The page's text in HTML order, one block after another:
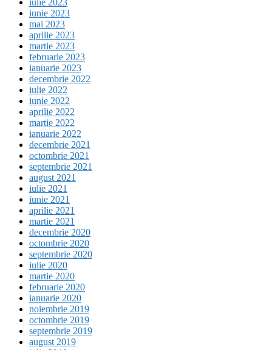
iulie 2023
iunie 2023
mai 2023
aprilie 2023
martie 2023
februarie 2023
ianuarie 2023
decembrie 2022
iulie 2022
iunie 2022
aprilie 2022
martie 2022
ianuarie 2022
decembrie 2021
octombrie 2021
septembrie 2021
august 2021
iulie 2021
iunie 2021
aprilie 2021
martie 2021
decembrie 2020
octombrie 2020
septembrie 2020
iulie 2020
martie 2020
februarie 2020
ianuarie 2020
noiembrie 2019
octombrie 2019
septembrie 2019
august 2019